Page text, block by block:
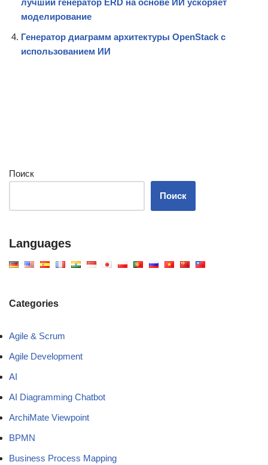
лучший генератор ERD на основе ИИ ускоряет
моделирование
Генератор диаграмм архитектуры OpenStack с
использованием ИИ
Поиск
Поиск
Languages
Categories
Agile & Scrum
Agile Development
AI
AI Diagramming Chatbot
ArchiMate Viewpoint
BPMN
Business Process Mapping